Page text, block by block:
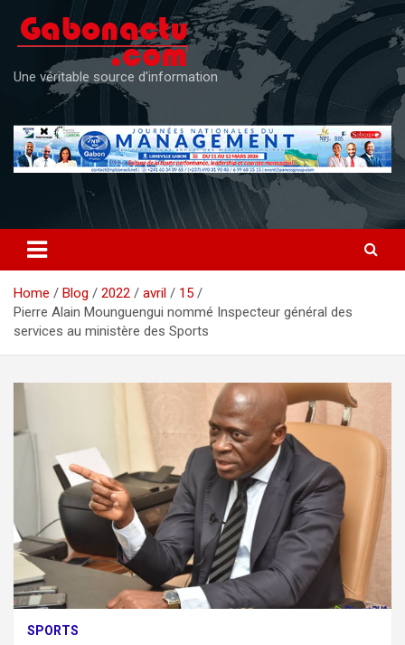
content
Une véritable source d'information
Home Blog 2022 avril
15
Pierre Alain Mounguengui nommé Inspecteur général des
services au ministère des Sports
SPORTS